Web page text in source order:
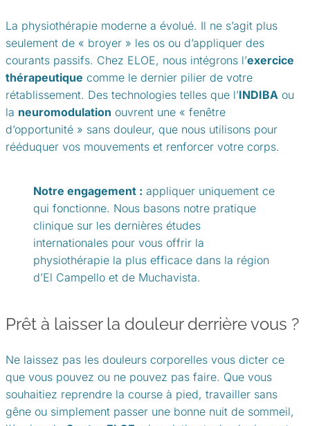
La physiothérapie moderne a évolué. Il ne s’agit plus
seulement de « broyer » les os ou d’appliquer des
courants passifs. Chez ELOE, nous intégrons l’exercice
thérapeutique comme le dernier pilier de votre
rétablissement. Des technologies telles que l’INDIBA ou
la neuromodulation ouvrent une « fenêtre
d’opportunité » sans douleur, que nous utilisons pour
rééduquer vos mouvements et renforcer votre corps.
Notre engagement : appliquer uniquement ce
qui fonctionne. Nous basons notre pratique
clinique sur les dernières études
internationales pour vous offrir la
physiothérapie la plus efficace dans la région
d’El Campello et de Muchavista.
Prêt à laisser la douleur derrière vous ?
Ne laissez pas les douleurs corporelles vous dicter ce
que vous pouvez ou ne pouvez pas faire. Que vous
souhaitiez reprendre la course à pied, travailler sans
gêne ou simplement passer une bonne nuit de sommeil,